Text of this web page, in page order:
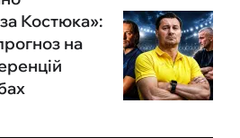
Костюка»:
на